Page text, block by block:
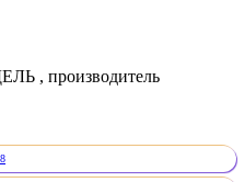
, производитель